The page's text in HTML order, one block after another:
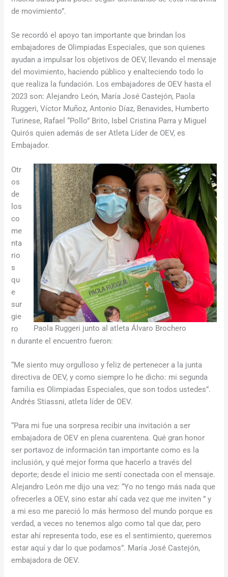
de movimiento”.
Se recordó el apoyo tan importante que brindan los
embajadores de Olimpiadas Especiales, que son quienes
ayudan a impulsar los objetivos de OEV, llevando el mensaje
del movimiento, haciendo público y enalteciendo todo lo
que realiza la fundación. Los embajadores de OEV hasta el
2023 son: Alejandro León, María José Castejón, Paola
Ruggeri, Víctor Muñoz, Antonio Díaz, Benavides, Humberto
Turinese, Rafael “Pollo” Brito, Isbel Cristina Parra y Miguel
Quirós quien además de ser Atleta Líder de OEV, es
Embajador.
Paola Ruggeri junto al atleta Álvaro Brochero
Otr
os
de
los
co
me
nta
rio
s
qu
e
sur
gie
ro
n durante el encuentro fueron:
“Me siento muy orgulloso y feliz de pertenecer a la junta
directiva de OEV, y como siempre lo he dicho: mi segunda
familia es Olimpiadas Especiales, que son todos ustedes”.
Andrés Stiassni, atleta líder de OEV.
“Para mi fue una sorpresa recibir una invitación a ser
embajadora de OEV en plena cuarentena. Qué gran honor
ser portavoz de información tan importante como es la
inclusión, y qué mejor forma que hacerlo a través del
deporte; desde el inicio me sentí conectada con el mensaje.
Alejandro León me dijo una vez: “Yo no tengo más nada que
ofrecerles a OEV, sino estar ahí cada vez que me inviten ” y
a mi eso me pareció lo más hermoso del mundo porque es
verdad, a veces no tenemos algo como tal que dar, pero
estar ahí representa todo, ese es el sentimiento, queremos
estar aquí y dar lo que podamos”. María José Castejón,
embajadora de OEV.